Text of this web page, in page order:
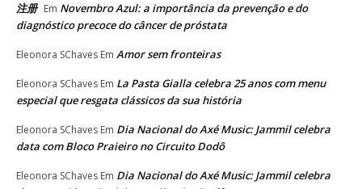
注册 Em Novembro Azul: a importância da prevenção e do
diagnóstico precoce do câncer de próstata
Eleonora SChaves Em Amor sem fronteiras
Eleonora SChaves Em La Pasta Gialla celebra 25 anos com menu
especial que resgata clássicos da sua história
Eleonora SChaves Em Dia Nacional do Axé Music: Jammil celebra
data com Bloco Praieiro no Circuito Dodô
Eleonora SChaves Em Dia Nacional do Axé Music: Jammil celebra